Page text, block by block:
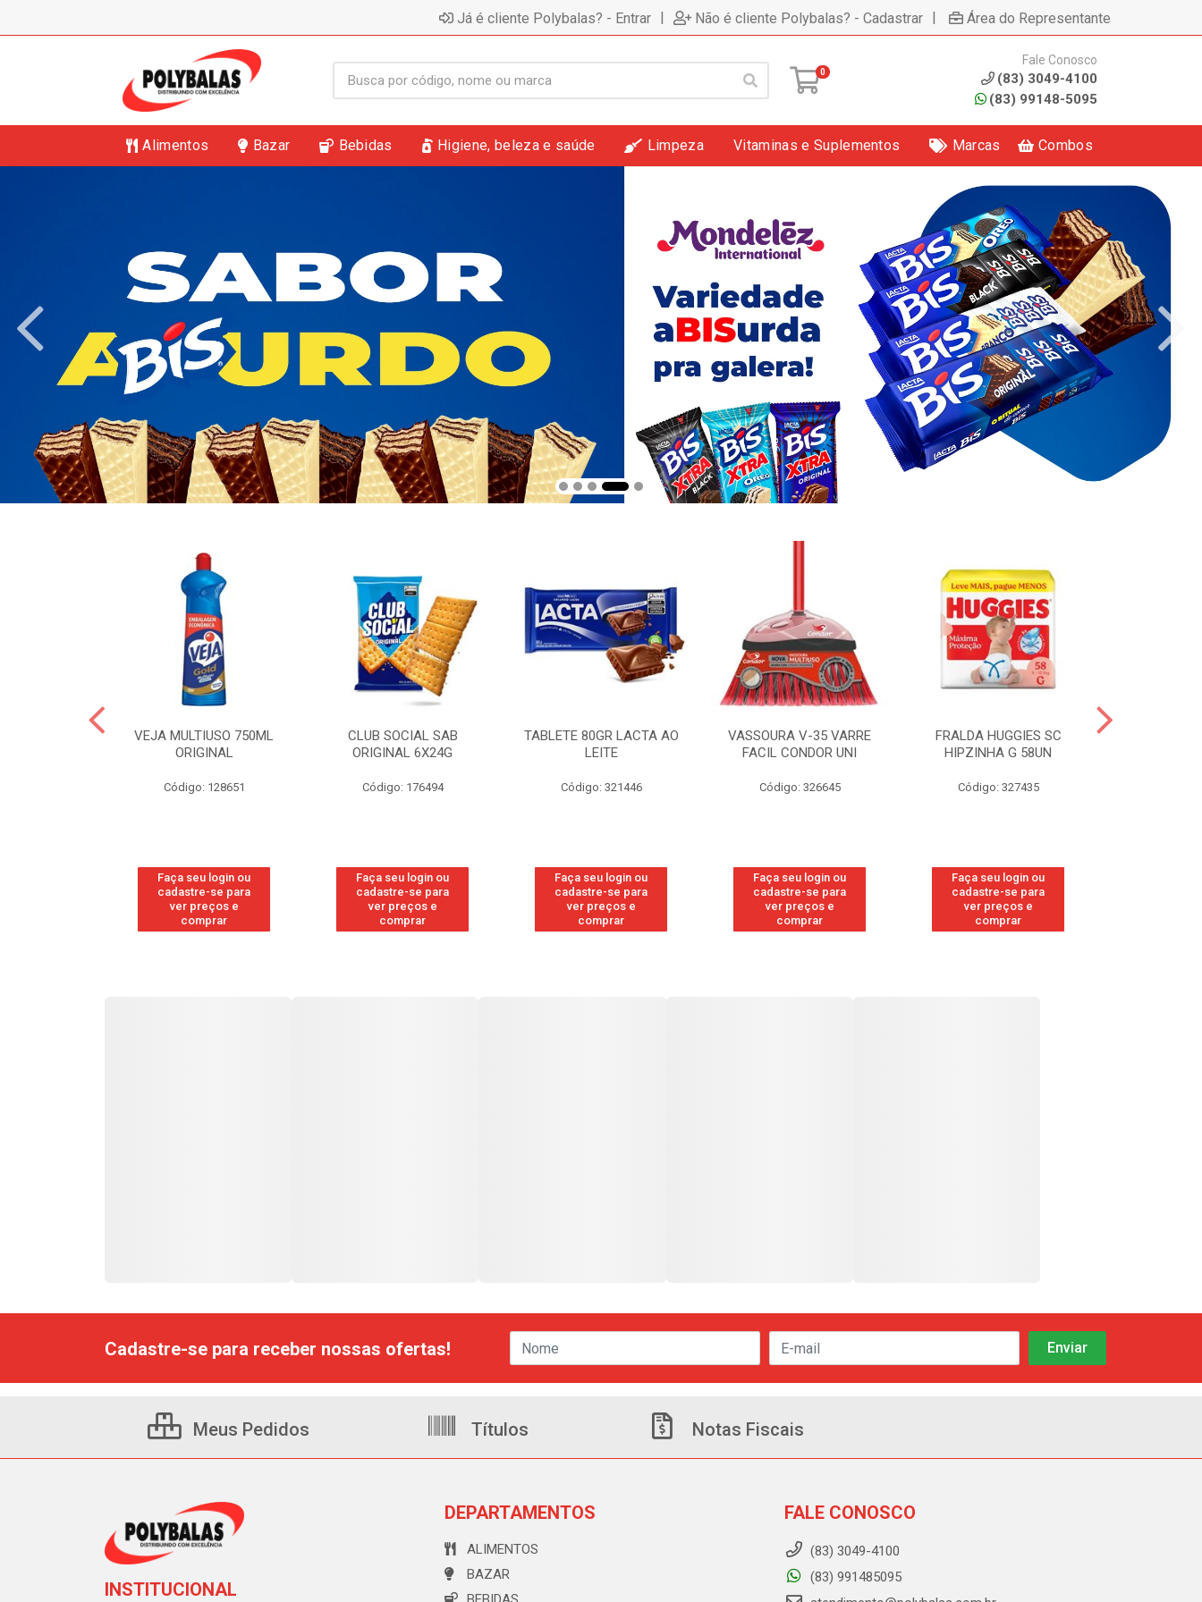
Já é cliente Polybalas? - Entrar | Não é cliente Polybalas? - Cadastrar | Área do Representante
0
Fale Conosco
(83) 3049-4100
(83) 99148-5095
Alimentos Bazar Bebidas Higiene, beleza e saúde Limpeza Vitaminas e Suplementos Marcas Combos
VEJA MULTIUSO 750ML
ORIGINAL
Código: 128651
Faça seu login ou
cadastre-se para
ver preços e
comprar
CLUB SOCIAL SAB
ORIGINAL 6X24G
Código: 176494
Faça seu login ou
cadastre-se para
ver preços e
comprar
TABLETE 80GR LACTA AO
LEITE
Código: 321446
Faça seu login ou
cadastre-se para
ver preços e
comprar
VASSOURA V-35 VARRE
FACIL CONDOR UNI
Código: 326645
Faça seu login ou
cadastre-se para
ver preços e
comprar
FRALDA HUGGIES SC
HIPZINHA G 58UN
Código: 327435
Faça seu login ou
cadastre-se para
ver preços e
comprar
Cadastre-se para receber nossas ofertas!
Meus Pedidos Títulos Notas Fiscais
INSTITUCIONAL
DEPARTAMENTOS
ALIMENTOS
BAZAR
FALE CONOSCO
(83) 3049-4100
(83) 991485095